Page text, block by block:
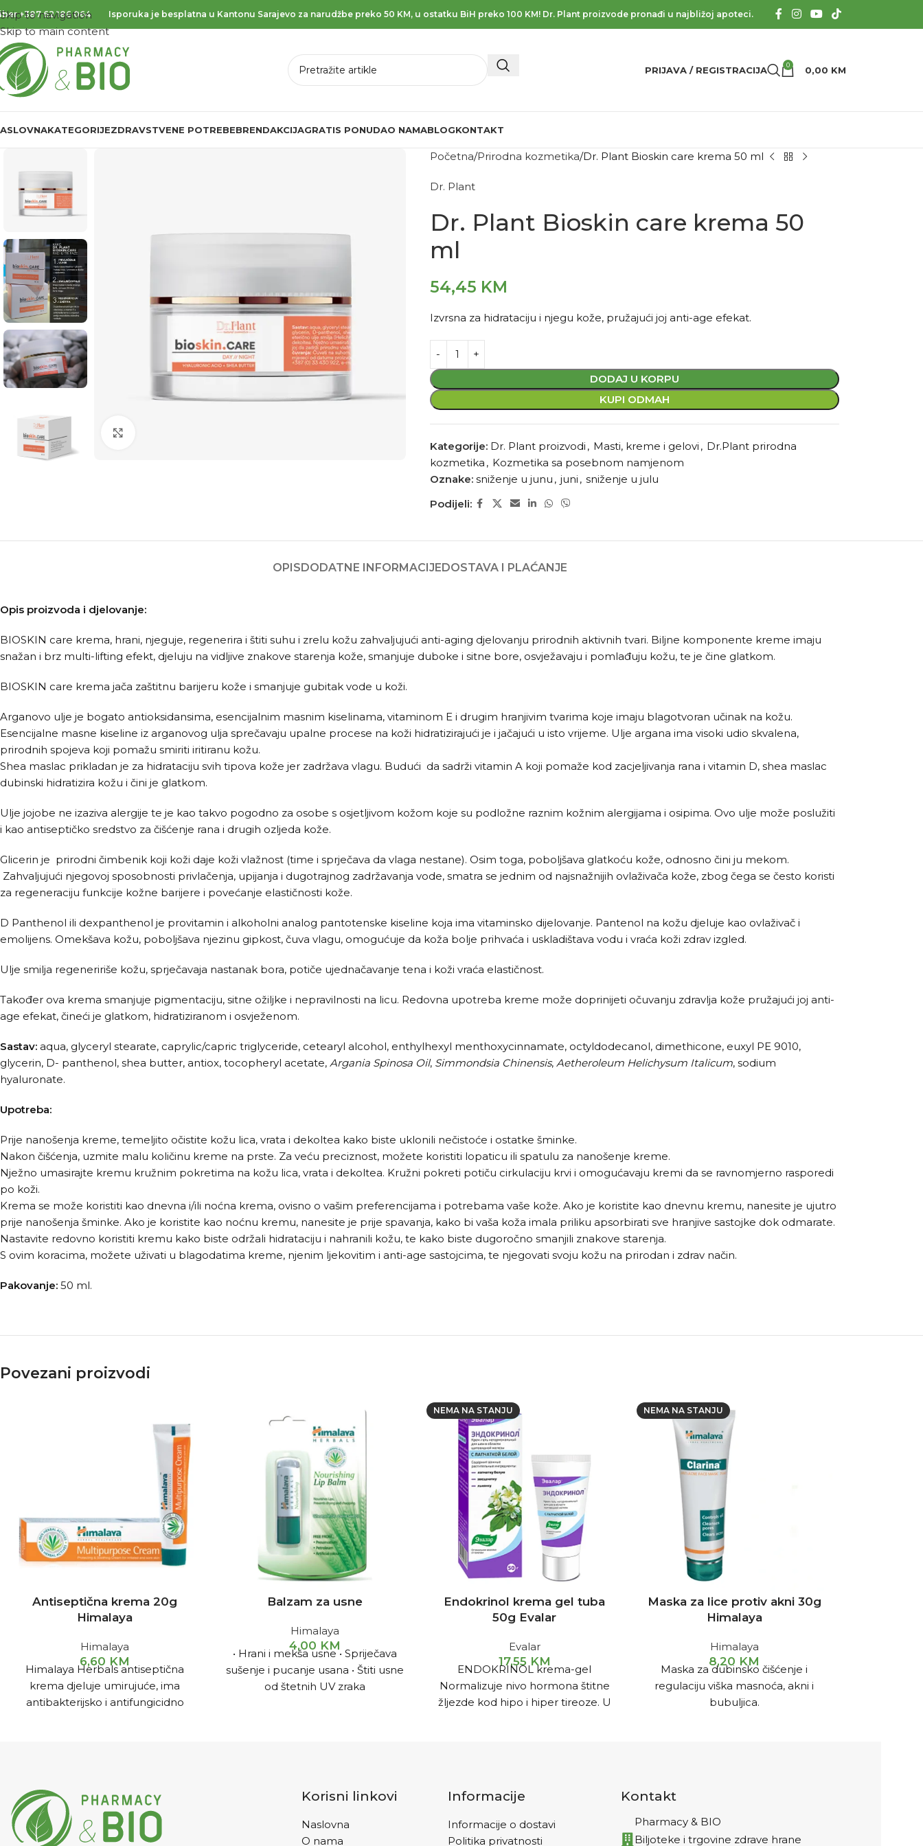
Skip to navigation
Skip to main content
+387 62 186 064 Isporuka je besplatna u Kantonu Sarajevo za narudžbe preko 50 KM, u ostatku BiH preko 100 KM! Dr. Plant proizvode pronađi u najbližoj apoteci.
PRIJAVA / REGISTRACIJA 0 0,00 KM
KATEGORIJEZDRAVSTVENE POTREBEBRENDAKCIJAGRATIS PONUDAO NAMABLOGKONTAKT
Početna Prirodna kozmetika Dr. Plant Bioskin care krema 50 ml
Dr. Plant
Dr. Plant Bioskin care krema 50
ml
54,45 KM
Izvrsna za hidrataciju i njegu kože, pružajući joj anti-age efekat.
DODAJ U KORPU
KUPI ODMAH
Kategorije: Dr. Plant proizvodi , Masti, kreme i gelovi , Dr.Plant prirodna
kozmetika , Kozmetika sa posebnom namjenom
Oznake: sniženje u junu , juni , sniženje u julu
Podijeli:
OPISDODATNE INFORMACIJEDOSTAVA I PLAĆANJE
Opis proizvoda i djelovanje:
BIOSKIN care krema, hrani, njeguje, regenerira i štiti suhu i zrelu kožu zahvaljujući anti-aging djelovanju prirodnih aktivnih tvari. Biljne komponente kreme imaju
snažan i brz multi-lifting efekt, djeluju na vidljive znakove starenja kože, smanjuje duboke i sitne bore, osvježavaju i pomlađuju kožu, te je čine glatkom.
BIOSKIN care krema jača zaštitnu barijeru kože i smanjuje gubitak vode u koži.
Arganovo ulje je bogato antioksidansima, esencijalnim masnim kiselinama, vitaminom E i drugim hranjivim tvarima koje imaju blagotvoran učinak na kožu.
Esencijalne masne kiseline iz arganovog ulja sprečavaju upalne procese na koži hidratizirajući je i jačajući u isto vrijeme. Ulje argana ima visoki udio skvalena,
prirodnih spojeva koji pomažu smiriti iritiranu kožu.
Shea maslac prikladan je za hidrataciju svih tipova kože jer zadržava vlagu. Budući da sadrži vitamin A koji pomaže kod zacjeljivanja rana i vitamin D, shea maslac
dubinski hidratizira kožu i čini je glatkom.
Ulje jojobe ne izaziva alergije te je kao takvo pogodno za osobe s osjetljivom kožom koje su podložne raznim kožnim alergijama i osipima. Ovo ulje može poslužiti
i kao antiseptičko sredstvo za čišćenje rana i drugih ozljeda kože.
Glicerin je prirodni čimbenik koji koži daje koži vlažnost (time i sprječava da vlaga nestane). Osim toga, poboljšava glatkoću kože, odnosno čini ju mekom.
Zahvaljujući njegovoj sposobnosti privlačenja, upijanja i dugotrajnog zadržavanja vode, smatra se jednim od najsnažnijih ovlaživača kože, zbog čega se često koristi
za regeneraciju funkcije kožne barijere i povećanje elastičnosti kože.
D Panthenol ili dexpanthenol je provitamin i alkoholni analog pantotenske kiseline koja ima vitaminsko dijelovanje. Pantenol na kožu djeluje kao ovlaživač i
emolijens. Omekšava kožu, poboljšava njezinu gipkost, čuva vlagu, omogućuje da koža bolje prihvaća i uskladištava vodu i vraća koži zdrav izgled.
Ulje smilja regeneririše kožu, sprječavaja nastanak bora, potiče ujednačavanje tena i koži vraća elastičnost.
Također ova krema smanjuje pigmentaciju, sitne ožiljke i nepravilnosti na licu. Redovna upotreba kreme može doprinijeti očuvanju zdravlja kože pružajući joj anti-
age efekat, čineći je glatkom, hidratiziranom i osvježenom.
Sastav: aqua, glyceryl stearate, caprylic/capric triglyceride, cetearyl alcohol, enthylhexyl menthoxycinnamate, octyldodecanol, dimethicone, euxyl PE 9010,
glycerin, D- panthenol, shea butter, antiox, tocopheryl acetate, Argania Spinosa Oil, Simmondsia Chinensis, Aetheroleum Helichysum Italicum, sodium
hyaluronate.
Upotreba:
Prije nanošenja kreme, temeljito očistite kožu lica, vrata i dekoltea kako biste uklonili nečistoće i ostatke šminke.
Nakon čišćenja, uzmite malu količinu kreme na prste. Za veću preciznost, možete koristiti lopaticu ili spatulu za nanošenje kreme.
Nježno umasirajte kremu kružnim pokretima na kožu lica, vrata i dekoltea. Kružni pokreti potiču cirkulaciju krvi i omogućavaju kremi da se ravnomjerno rasporedi
po koži.
Krema se može koristiti kao dnevna i/ili noćna krema, ovisno o vašim preferencijama i potrebama vaše kože. Ako je koristite kao dnevnu kremu, nanesite je ujutro
prije nanošenja šminke. Ako je koristite kao noćnu kremu, nanesite je prije spavanja, kako bi vaša koža imala priliku apsorbirati sve hranjive sastojke dok odmarate.
Nastavite redovno koristiti kremu kako biste održali hidrataciju i nahranili kožu, te kako biste dugoročno smanjili znakove starenja.
S ovim koracima, možete uživati u blagodatima kreme, njenim ljekovitim i anti-age sastojcima, te njegovati svoju kožu na prirodan i zdrav način.
Pakovanje: 50 ml.
Povezani proizvodi
Antiseptična krema 20g
Himalaya
Himalaya
6,60 KM
Himalaya Herbals antiseptična
krema djeluje umirujuće, ima
antibakterijsko i antifungicidno
Pakovanje: 20 g.
Balzam za usne
Himalaya
4,00 KM
• Hrani i mekša usne • Spriječava
sušenje i pucanje usana • Štiti usne
od štetnih UV zraka
NEMA NA STANJU
Endokrinol krema gel tuba
50g Evalar
Evalar
17,55 KM
ENDOKRINOL krema-gel
Normalizuje nivo hormona štitne
žljezde kod hipo i hiper tireoze. U
žljezde.
NEMA NA STANJU
Maska za lice protiv akni 30g
Himalaya
Himalaya
8,20 KM
Maska za dubinsko čišćenje i
regulaciju viška masnoća, akni i
bubuljica.
Korisni linkovi
Naslovna
O nama
Informacije
Informacije o dostavi
Politika privatnosti
Kontakt
Pharmacy & BIO
Biljoteke i trgovine zdrave hrane